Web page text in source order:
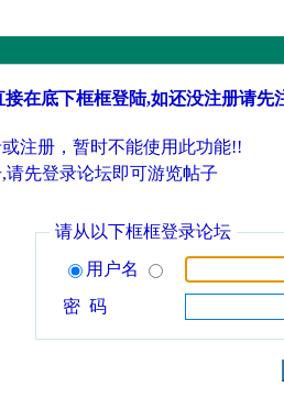
在底下框框登陆,如还没注册请先
注册，暂时不能使用此功能!!
请先登录论坛即可游览帖子
请从以下框框登录论坛
用户名
密 码